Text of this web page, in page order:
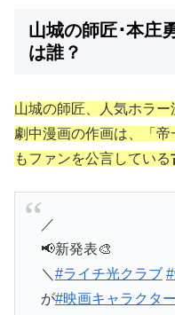
山城の師匠･本庄
は誰？
山城の師匠、人気ホラ
劇中漫画の作画は、「
もファンを公言している
／
📢新発表🎨
＼ #ライチ光クラブ
が#映画キャラクター